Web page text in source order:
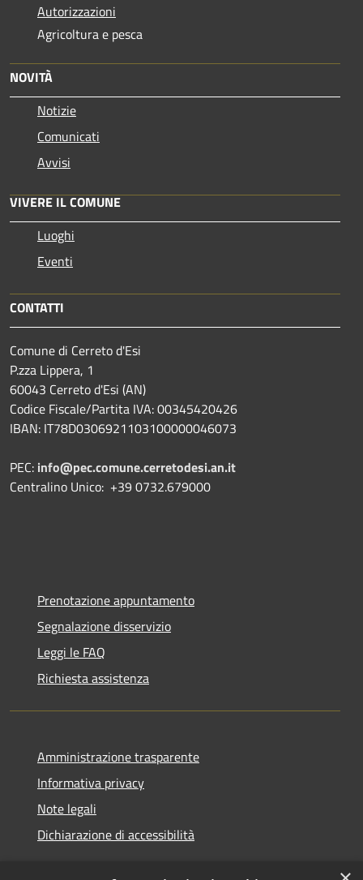
Autorizzazioni
Agricoltura e pesca
NOVITÀ
Notizie
Comunicati
Avvisi
VIVERE IL COMUNE
Luoghi
Eventi
CONTATTI
Comune di Cerreto d'Esi
P.zza Lippera, 1
60043 Cerreto d'Esi (AN)
Codice Fiscale/Partita IVA: 00345420426
IBAN: IT78D0306921103100000046073
PEC: info@pec.comune.cerretodesi.an.it
Centralino Unico: +39 0732.679000
Prenotazione appuntamento
Segnalazione disservizio
Leggi le FAQ
Richiesta assistenza
Amministrazione trasparente
Informativa privacy
Note legali
Dichiarazione di accessibilità